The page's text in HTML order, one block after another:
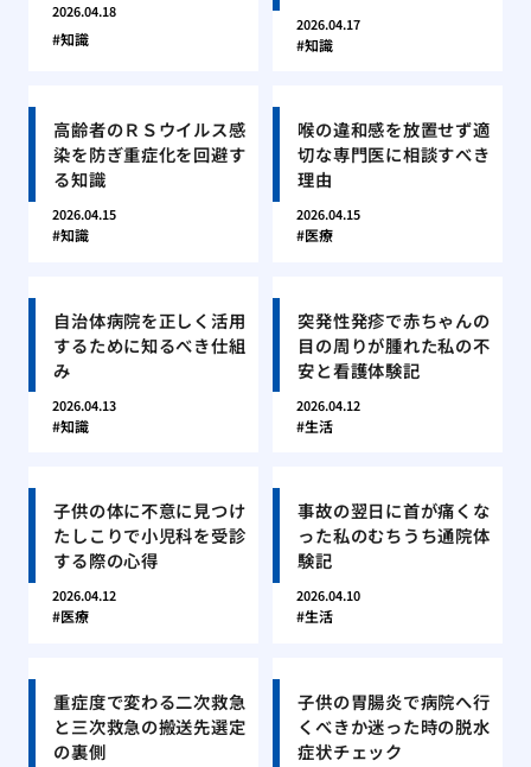
2026.04.18
知識
2026.04.17
知識
高齢者のＲＳウイルス感
染を防ぎ重症化を回避す
る知識
2026.04.15
知識
喉の違和感を放置せず適
切な専門医に相談すべき
理由
2026.04.15
医療
自治体病院を正しく活用
するために知るべき仕組
み
2026.04.13
知識
突発性発疹で赤ちゃんの
目の周りが腫れた私の不
安と看護体験記
2026.04.12
生活
子供の体に不意に見つけ
たしこりで小児科を受診
する際の心得
2026.04.12
医療
事故の翌日に首が痛くな
った私のむちうち通院体
験記
2026.04.10
生活
重症度で変わる二次救急
と三次救急の搬送先選定
の裏側
子供の胃腸炎で病院へ行
くべきか迷った時の脱水
症状チェック